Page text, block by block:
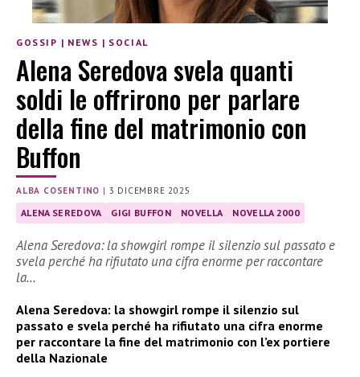
GOSSIP | NEWS | SOCIAL
Alena Seredova svela quanti
soldi le offrirono per parlare
della fine del matrimonio con
Buffon
ALBA COSENTINO | 3 DICEMBRE 2025
ALENA SEREDOVA GIGI BUFFON NOVELLA NOVELLA 2000
Alena Seredova: la showgirl rompe il silenzio sul passato e
svela perché ha rifiutato una cifra enorme per raccontare
la…
Alena Seredova: la showgirl rompe il silenzio sul
passato e svela perché ha rifiutato una cifra enorme
per raccontare la fine del matrimonio con l’ex portiere
della Nazionale